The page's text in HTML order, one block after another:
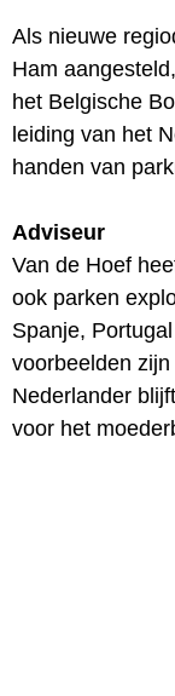
Als nieuwe
Ham
het Belgische
leiding van het
handen van
Adviseur
Van de Hoef
ook parken
Spanje,
voorbeelden
Nederlander
voor het